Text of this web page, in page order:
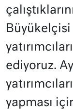
ediyoruz.
yapması